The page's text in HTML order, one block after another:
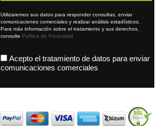
Utilizaremos sus datos para responder consultas, enviar
comunicaciones comerciales y realizar análisis estadísticos.
Para más información sobre el tratamiento y sus derechos,
consulte Política de Privacidad
Acepto el tratamiento de datos para enviar
comunicaciones comerciales